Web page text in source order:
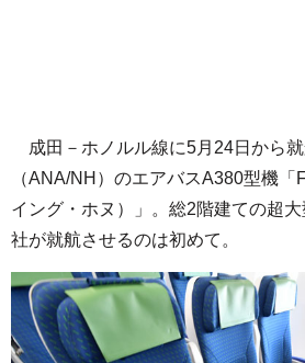
成田－ホノルル線に5月24日から
（ANA/NH）のエアバスA380型機「
イング・ホヌ）」。総2階建ての超
社が就航させるのは初めて。